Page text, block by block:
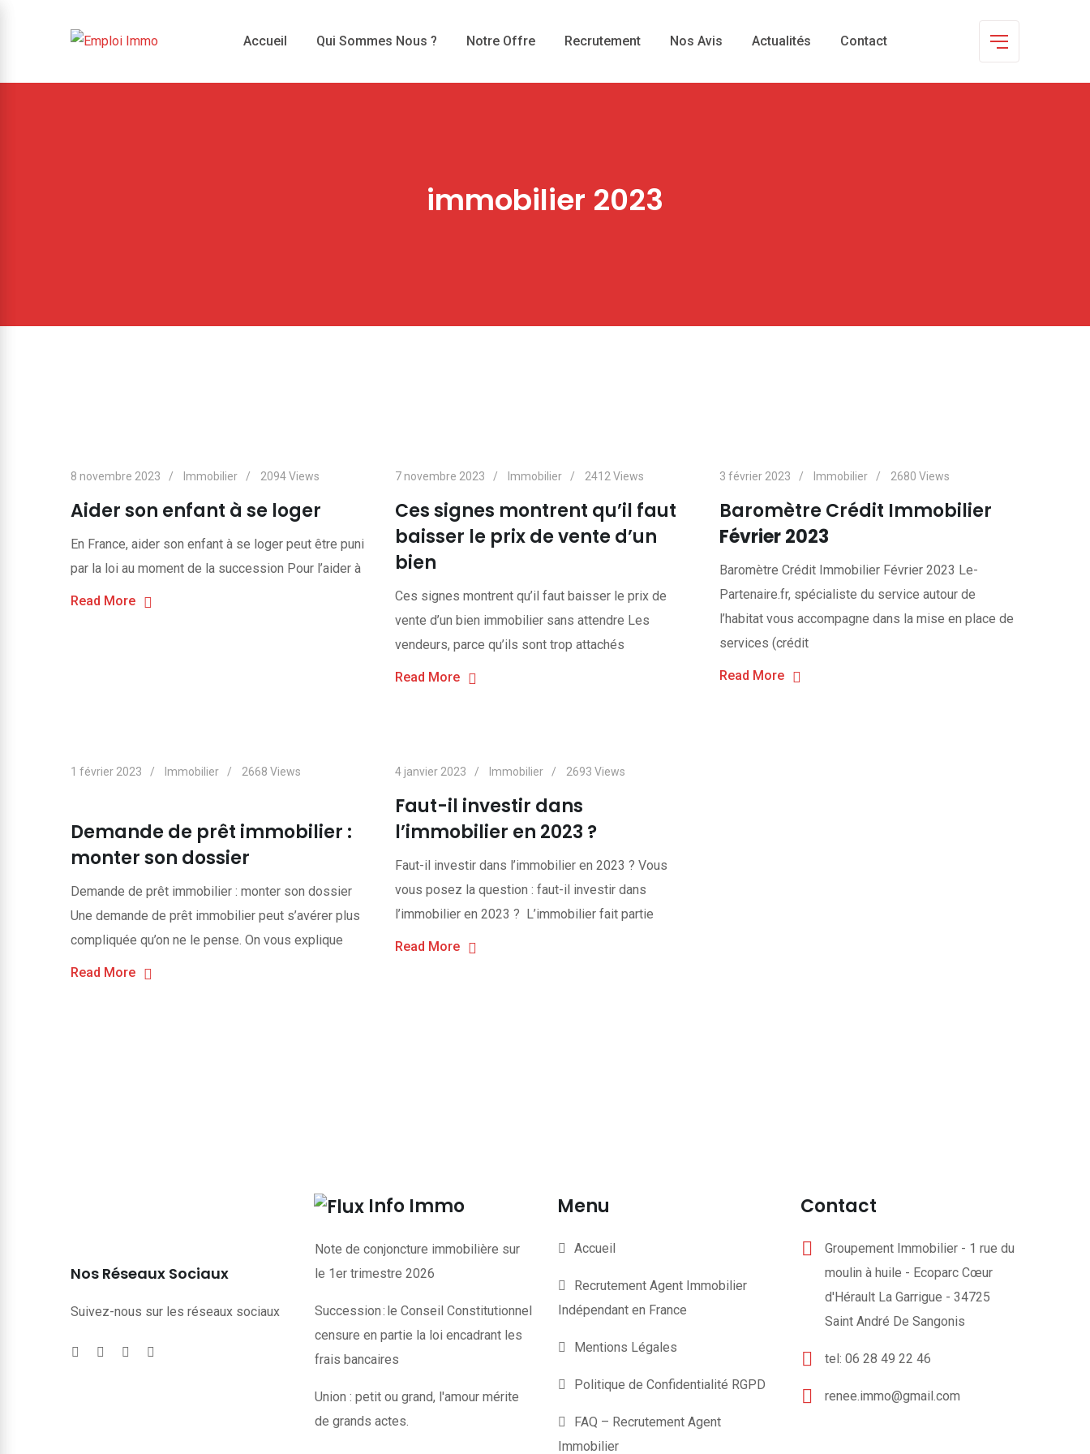
Accueil Qui Sommes Nous ? Notre Offre Recrutement Nos Avis Actualités Contact
immobilier 2023
8 novembre 2023 Immobilier 2094Views
Aider son enfant à se loger
En France, aider son enfant à se loger peut être puni
par la loi au moment de la succession Pour l’aider à
Read More
7 novembre 2023 Immobilier 2412 Views
Ces signes montrent qu’il faut
baisser le prix de vente d’un
bien
Ces signes montrent qu’il faut baisser le prix de
vente d’un bien immobilier sans attendre Les
vendeurs, parce qu’ils sont trop attachés
Read More
3 février 2023 Immobilier 2680 Views
Baromètre Crédit Immobilier
Février 2023
Baromètre Crédit Immobilier Février 2023 Le-
Partenaire.fr, spécialiste du service autour de
l’habitat vous accompagne dans la mise en place de
services (crédit
Read More
1 février 2023 Immobilier 2668 Views
Demande de prêt immobilier :
monter son dossier
Demande de prêt immobilier : monter son dossier
Une demande de prêt immobilier peut s’avérer plus
compliquée qu’on ne le pense. On vous explique
Read More
4 janvier 2023 Immobilier 2693 Views
Faut-il investir dans
l’immobilier en 2023 ?
Faut-il investir dans l’immobilier en 2023 ? Vous
vous posez la question : faut-il investir dans
l’immobilier en 2023 ? L’immobilier fait partie
Read More
Nos Réseaux Sociaux
Suivez-nous sur les réseaux sociaux
Info Immo
Note de conjoncture immobilière sur
le 1er trimestre 2026
Succession : le Conseil Constitutionnel
censure en partie la loi encadrant les
frais bancaires
Union : petit ou grand, l'amour mérite
de grands actes.
Menu
Accueil
Recrutement Agent Immobilier
Indépendant en France
Mentions Légales
Politique de Confidentialité RGPD
FAQ – Recrutement Agent
Immobilier
Contact
Groupement Immobilier - 1 rue du
moulin à huile - Ecoparc Cœur
d'Hérault La Garrigue - 34725
Saint André De Sangonis
tel: 06 28 49 22 46
renee.immo@gmail.com